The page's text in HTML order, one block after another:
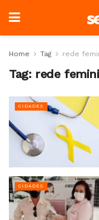
Home Tag rede
Tag: rede
CIDADES
CIDADES